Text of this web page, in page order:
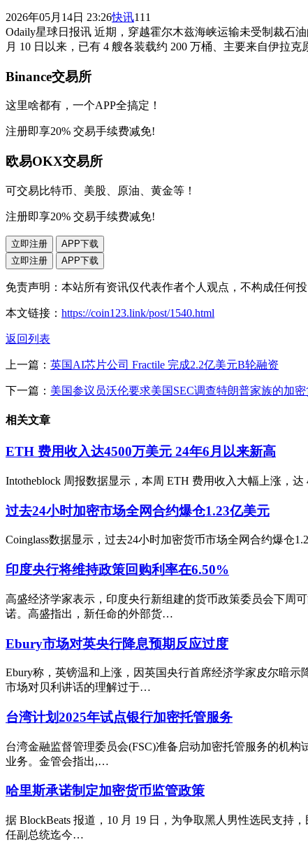
2026年05月14日 23:26快讯111
Odaily星球日报讯 近期，穿越霍尔木兹海峡运输未受制裁石
月 10 日以来，已有 4 艘各装载约 200 万桶、主要来自伊拉
Binance交易所
这里啥都有，一个APP全搞定！
注册即享20% 交易手续费减免!
欧易OKX交易所
可交易比特币、美股、原油、黄金等！
注册即享20% 交易手续费减免!
立即注册
APP下载
立即注册
APP下载
免责声明：本站所有资讯仅代表作者个人观点，不构成任何投
本文链接： https://coin123.link/post/1540.html
返回列表
上一篇： 英国AI芯片公司 Fractile 完成2.2亿美元B轮融资
下一篇： 美国参议员沃伦要求美国SEC调查特朗普家族的加密
相关文章
ETH 费用收入达4500万美元 24年6月以来新高
Intotheblock 周报数据显示，本周 ETH 费用收入大幅上涨，
过去24小时加密市场全网合约爆仓1.23亿美元
Coinglass数据显示，过去24小时加密货币市场全网合约爆仓
印度央行将维持政策回购利率在6.50%
高盛经济学家表示，印度央行新组建的货币政策委员会下周
诺。高盛指出，新任命的外部货…
Ebury市场对英央行降息预期反应过度
Ebury称，英镑温和上涨，因英国央行首席经济学家皮尔暗
市场对贝利讲话的理解过于…
台湾计划2025年试点银行加密托管服务
台湾金融监督管理委员会(FSC)准备启动加密托管服务的机
业务。金管会指出,…
哈里斯承诺制定加密货币监管政策
据 BlockBeats 报道，10 月 19 日，为争取黑人男性选民支
任副总统迄今…